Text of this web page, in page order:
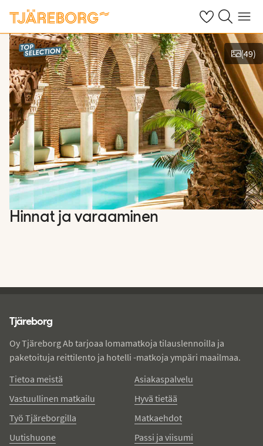
OmatHaku Valikko
Näytä kuvia
(49)
Hinnat ja varaaminen
Tjäreborg
Oy Tjäreborg Ab tarjoaa lomamatkoja tilauslennoilla ja
paketoituja reittilento ja hotelli -matkoja ympäri maailmaa.
Tietoa meistä
Vastuullinen matkailu
Työ Tjäreborgilla
Uutishuone
Asiakaspalvelu
Hyvä tietää
Matkaehdot
Passi ja viisumi